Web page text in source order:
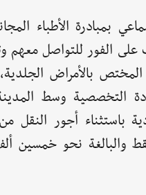
بمبادرة الأطباء
الفور للتواصل معهم
بالأمراض
التخصصية وسط
باستثناء أجور النقل
والبالغة نحو خمسين